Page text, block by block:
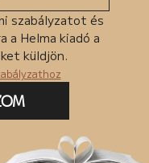
szabályzatot és
a Helma kiadó a
küldjön.